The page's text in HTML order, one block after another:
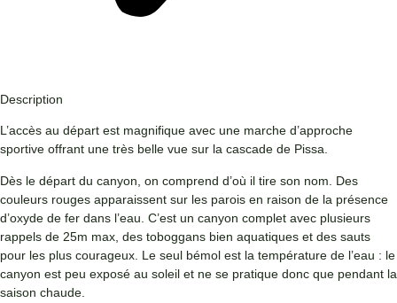
Description
L’accès au départ est magnifique avec une marche d’approche
sportive offrant une très belle vue sur la cascade de Pissa.
Dès le départ du canyon, on comprend d’où il tire son nom. Des
couleurs rouges apparaissent sur les parois en raison de la présence
d’oxyde de fer dans l’eau. C’est un canyon complet avec plusieurs
rappels de 25m max, des toboggans bien aquatiques et des sauts
pour les plus courageux. Le seul bémol est la température de l’eau : le
canyon est peu exposé au soleil et ne se pratique donc que pendant la
saison chaude.